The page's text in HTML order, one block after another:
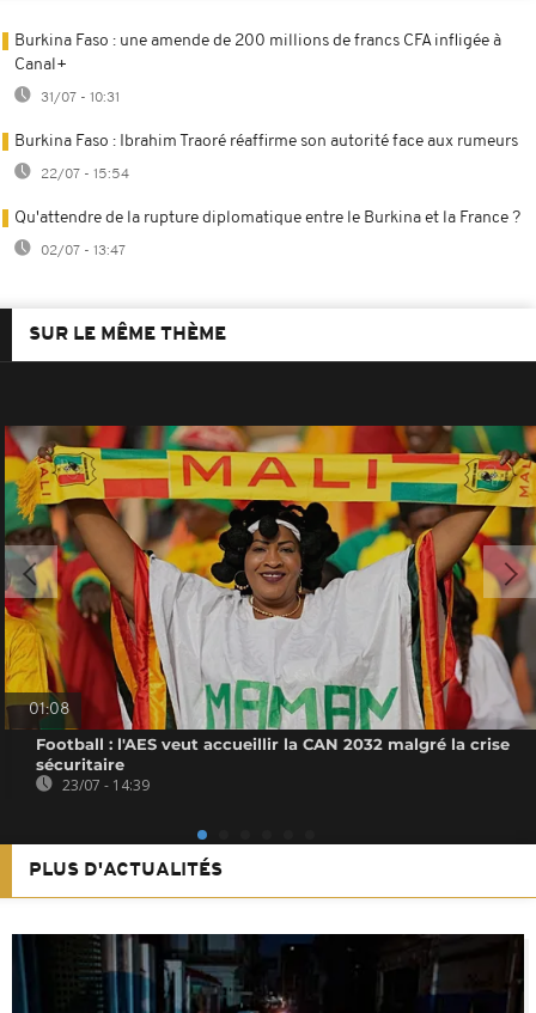
Burkina Faso : une amende de 200 millions de francs CFA infligée à
Canal+
31/07 - 10:31
Burkina Faso : Ibrahim Traoré réaffirme son autorité face aux rumeurs
22/07 - 15:54
Qu'attendre de la rupture diplomatique entre le Burkina et la France ?
02/07 - 13:47
SUR LE MÊME THÈME
01:08
Football : l'AES veut accueillir la CAN 2032 malgré la crise
sécuritaire
23/07 - 14:39
PLUS D'ACTUALITÉS